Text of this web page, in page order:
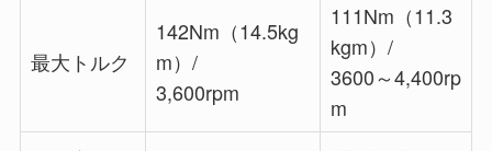
最大トルク
142Nm（14.5kg
m）/
3,600rpm
111Nm（11.3
kgm）/
3600～4,400rp
m